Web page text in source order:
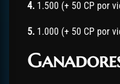
4. 1.500 (+ 50 CP por
5. 1.000 (+ 50 CP por